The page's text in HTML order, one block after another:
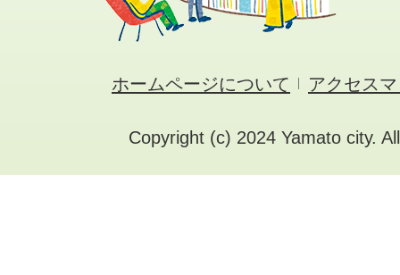
ホームページについて アクセス
Copyright (c) 2024 Yamato city.